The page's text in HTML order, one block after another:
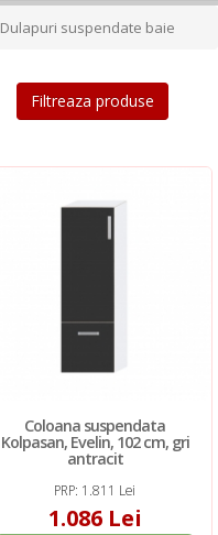
Dulapuri suspendate baie
Filtreaza produse
Coloana suspendata
Kolpasan, Evelin, 102 cm, gri
antracit
PRP: 1.811 Lei
1.086 Lei